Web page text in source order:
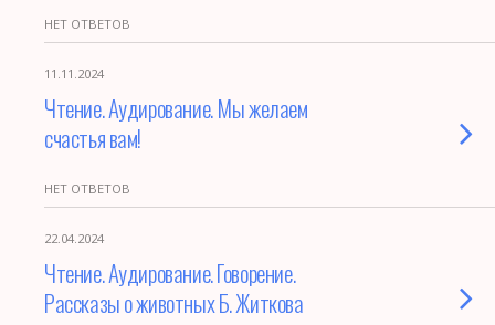
НЕТ ОТВЕТОВ
11.11.2024
Чтение. Аудирование. Мы желаем
счастья вам!
НЕТ ОТВЕТОВ
22.04.2024
Чтение. Аудирование. Говорение.
Рассказы о животных Б. Житкова